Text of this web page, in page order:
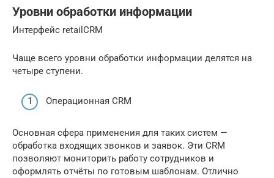
Уровни обработки информации
Интерфейс retailCRM
Чаще всего уровни обработки информации делятся на
четыре ступени.
Операционная CRM
Основная сфера применения для таких систем —
обработка входящих звонков и заявок. Эти CRM
позволяют мониторить работу сотрудников и
оформлять отчёты по готовым шаблонам. Отлично